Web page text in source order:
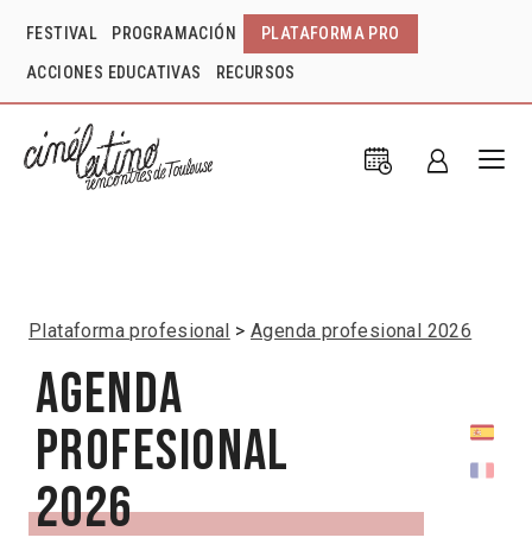
FESTIVAL PROGRAMACIÓN PLATAFORMA PRO
ACCIONES EDUCATIVAS RECURSOS
Plataforma profesional Agenda profesional 2026
Agenda
profesional
2026